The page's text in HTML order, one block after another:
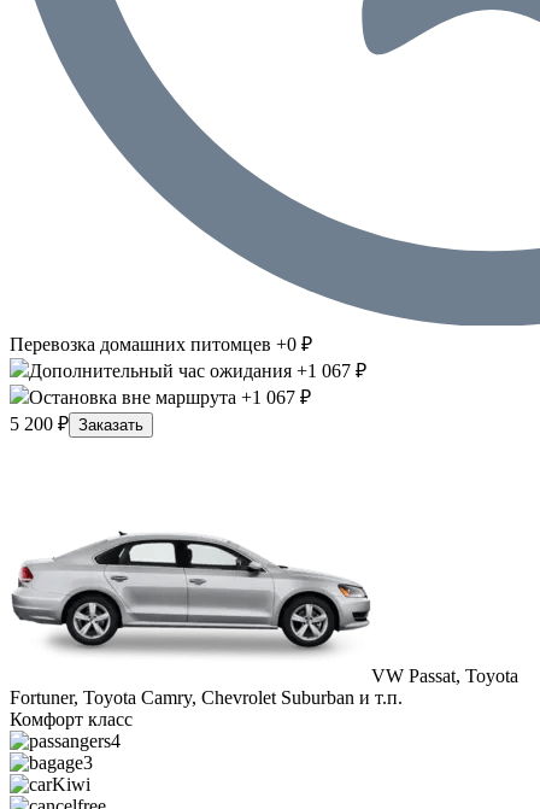
Перевозка домашних питомцев +0 ₽
Дополнительный час ожидания +1 067 ₽
Остановка вне маршрута +1 067 ₽
5 200 ₽ Заказать
VW Passat, Toyota
Fortuner, Toyota Camry, Chevrolet Suburban и т.п.
Комфорт класс
4
3
Kiwi